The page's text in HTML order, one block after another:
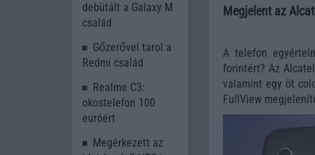
Megjelent az
A telefon
forintért? Az
valamint egy öt
FullView
debütált a Galaxy M
család
Gőzerővel tarol a
Redmi család
Realme C3:
okostelefon 100
euróért
Megérkezett az